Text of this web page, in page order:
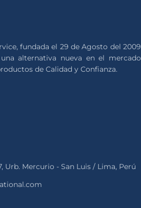
fundada el 29 de Agosto del 2009
alternativa nueva en el mercado
de Calidad y Confianza.
Urb. Mercurio - San Luis / Lima, Perú